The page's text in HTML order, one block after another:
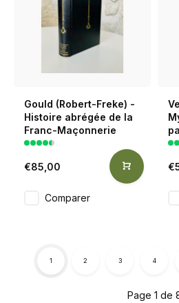
Gould (Robert-Freke) -
Histoire abrégée de la
Franc-Maçonnerie
€85,00
Comparer
Page 1 de
1 2 3 4